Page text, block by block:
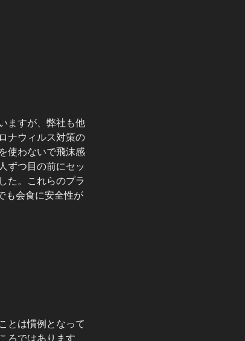
ますが、弊社も他
ナウィルス対策の
使わないで飛沫感
ずつ目の前にセッ
た。これらのプラ
も会食に安全性が
とは慣例となって
ろではあります